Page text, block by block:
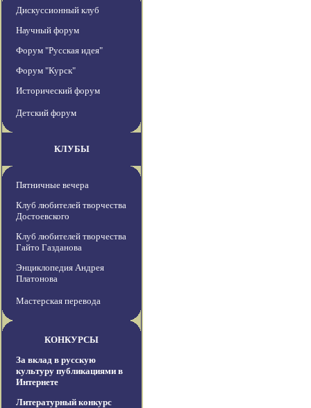
Дискуссионный клуб
Научный форум
Форум "Русская идея"
Форум "Курск"
Исторический форум
Детский форум
КЛУБЫ
Пятничные вечера
Клуб любителей творчества
Достоевского
Клуб любителей творчества
Гайто Газданова
Энциклопедия Андрея
Платонова
Мастерская перевода
КОНКУРСЫ
За вклад в русскую
культуру публикациями в
Интернете
Литературный конкурс